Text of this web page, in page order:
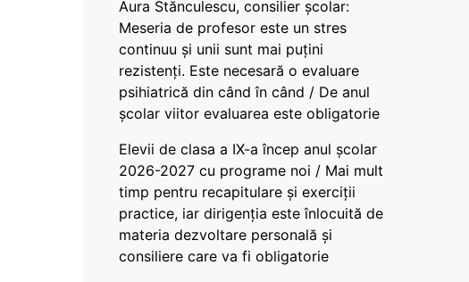
Aura Stănculescu, consilier școlar:
Meseria de profesor este un stres
continuu și unii sunt mai puțini
rezistenți. Este necesară o evaluare
psihiatrică din când în când / De anul
școlar viitor evaluarea este obligatorie
Elevii de clasa a IX-a încep anul școlar
2026-2027 cu programe noi / Mai mult
timp pentru recapitulare și exerciții
practice, iar dirigenția este înlocuită de
materia dezvoltare personală și
consiliere care va fi obligatorie